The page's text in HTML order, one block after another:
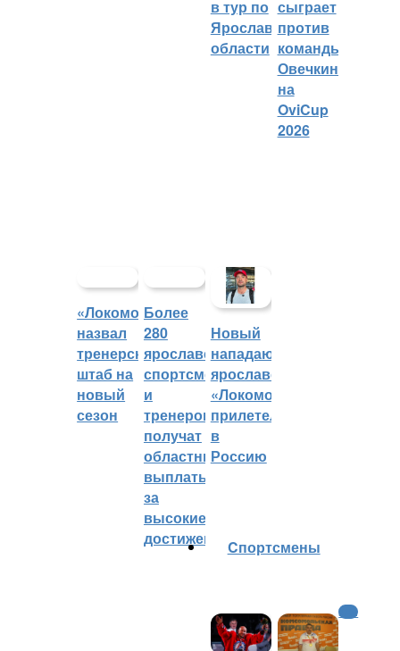
в тур по
Ярославской
области
сыграет
против
команды
Овечкина
на
OviCup
2026
«Локомотив»
назвал
тренерский
штаб на
новый
сезон
Более
280
ярославских
спортсменов
и
тренеров
получат
областные
выплаты
за
высокие
достижения
Новый
нападающий
ярославского
«Локомотива»
прилетел
в
Россию
Cпортсмены
КХЛ